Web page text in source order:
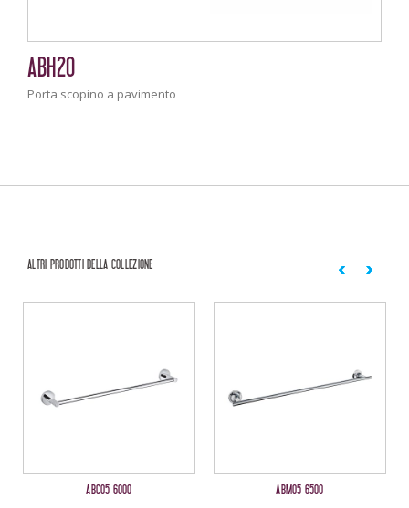
ABH20
Porta scopino a pavimento
ALTRI PRODOTTI DELLA COLLEZIONE
ABC05 6000 ABM05 6500